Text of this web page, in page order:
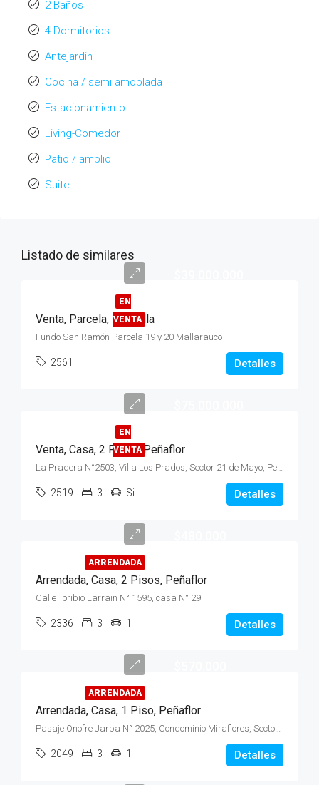
2 Baños
4 Dormitorios
Antejardin
Cocina / semi amoblada
Estacionamiento
Living-Comedor
Patio / amplio
Suite
Listado de similares
EN
VENTA
Venta, Parcela, Melipilla
Fundo San Ramón Parcela 19 y 20 Mallarauco
2561 Detalles
EN
VENTA
Venta, Casa, 2 Pisos, Peñaflor
La Pradera N°2503, Villa Los Prados, Sector 21 de Mayo, Peñaflor
2519 3 Si Detalles
ARRENDADA
Arrendada, Casa, 2 Pisos, Peñaflor
Calle Toribio Larrain N° 1595, casa N° 29
2336 3 1 Detalles
ARRENDADA
Arrendada, Casa, 1 Piso, Peñaflor
Pasaje Onofre Jarpa N° 2025, Condominio Miraflores, Sector Malloco
2049 3 1 Detalles